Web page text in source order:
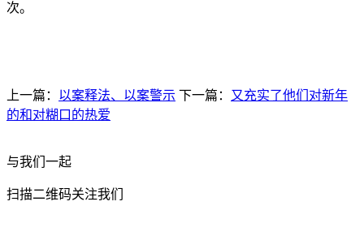
次。
上一篇： 以案释法、以案警示 下一篇： 又充实了他们对新年
的和对糊口的热爱
与我们一起
扫描二维码关注我们